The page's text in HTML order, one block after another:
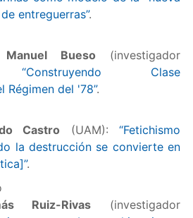
entreguerras”.
Bueso (investigador
“Construyendo Clase
Régimen del '78”.
Castro (UAM):“Fetichismo
la destrucción se convierte en
.
Ruiz-Rivas (investigador